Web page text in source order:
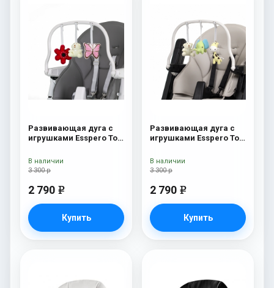
Развивающая дуга с
игрушками Esspero Toy
3 300 р
2 790 e
Купить
В наличии
Развивающая дуга с
игрушками Esspero Toy
Elephant
3 300 р
2 790 e
Купить
В наличии